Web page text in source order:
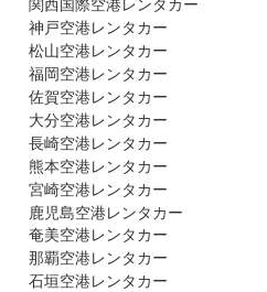
関西国際空港レンタカー
神戸空港レンタカー
松山空港レンタカー
福岡空港レンタカー
佐賀空港レンタカー
大分空港レンタカー
長崎空港レンタカー
熊本空港レンタカー
宮崎空港レンタカー
鹿児島空港レンタカー
奄美空港レンタカー
那覇空港レンタカー
石垣空港レンタカー